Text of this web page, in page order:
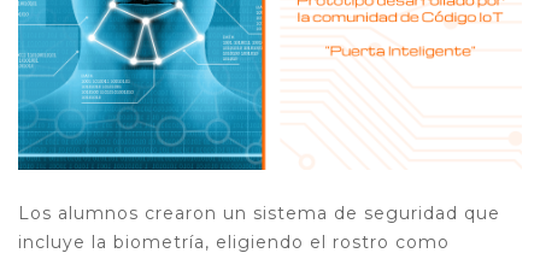
Los alumnos crearon un sistema de seguridad que
incluye la biometría, eligiendo el rostro como